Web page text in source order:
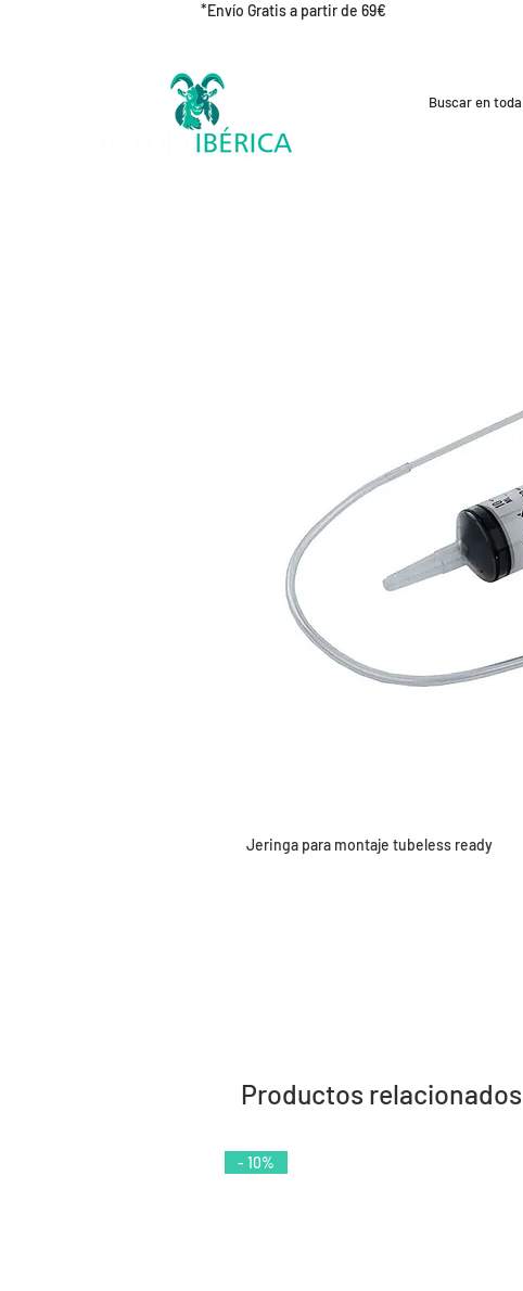
*Envío Gratis a partir de 69€
Jeringa para montaje tubeless ready
Productos relacionados
- 10%